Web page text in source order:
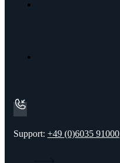
Support: +49 (0)6035 91000​